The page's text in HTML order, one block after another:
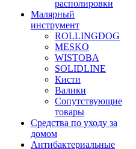
располировки
Малярный
инструмент
ROLLINGDOG
MESKO
WISTOBA
SOLIDLINE
Кисти
Валики
Сопутствующие
товары
Средства по уходу за
домом
Антибактериальные